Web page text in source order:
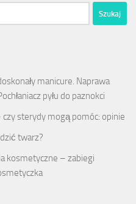
manicure. Naprawa
pyłu do paznokci
sterydy mogą pomóc: opinie
twarz?
kosmetyczne – zabiegi